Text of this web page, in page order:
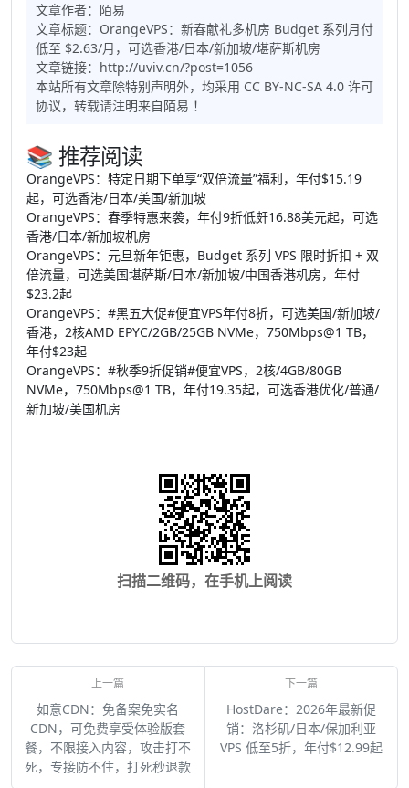
文章作者： 陌易
文章标题： OrangeVPS：新春献礼多机房 Budget 系列月付
低至 $2.63/月，可选香港/日本/新加坡/堪萨斯机房
文章链接： http://uviv.cn/?post=1056
本站所有文章除特别声明外，均采用 CC BY-NC-SA 4.0 许可
协议，转载请注明来自陌易 ！
📚 推荐阅读
OrangeVPS：特定日期下单享“双倍流量”福利，年付$15.19
起，可选香港/日本/美国/新加坡
OrangeVPS：春季特惠来袭，年付9折低皯16.88美元起，可选
香港/日本/新加坡机房
OrangeVPS：元旦新年钜惠，Budget 系列 VPS 限时折扣 + 双
倍流量，可选美国堪萨斯/日本/新加坡/中国香港机房，年付
$23.2起
OrangeVPS：#黑五大促#便宜VPS年付8折，可选美国/新加坡/
香港，2核AMD EPYC/2GB/25GB NVMe，750Mbps@1 TB，
年付$23起
OrangeVPS：#秋季9折促销#便宜VPS，2核/4GB/80GB
NVMe，750Mbps@1 TB，年付19.35起，可选香港优化/普通/
新加坡/美国机房
扫描二维码，在手机上阅读
如意CDN：免备案免实名
CDN，可免费享受体验版套
餐，不限接入内容，攻击打不
死，专接防不住，打死秒退款
HostDare：2026年最新促
销：洛杉矶/日本/保加利亚
VPS 低至5折，年付$12.99起